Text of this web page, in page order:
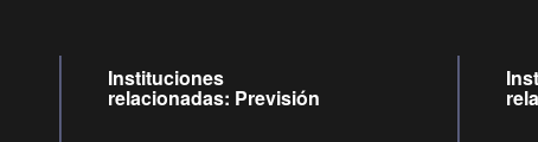
Instituciones
relacionadas: Previsión